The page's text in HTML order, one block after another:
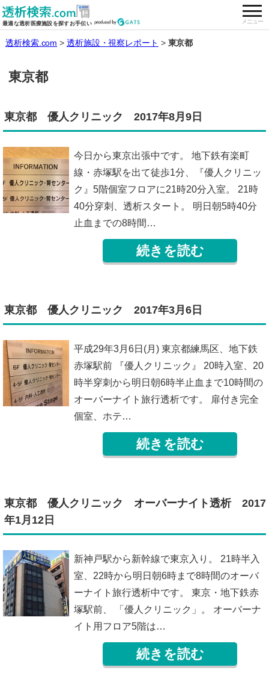
最適な透析医療施設を探すお手伝い メニュー
全国の透析施設を検索する
透析検索.com 透析施設・視察レポート 東京都
東京都
東京都 優人クリニック 2017年8月9日
今日から東京出張中です。 地下鉄有楽町
線・赤塚駅を出て徒歩1分、『優人クリニッ
ク』5階個室フロアに21時20分入室。 21時
40分穿刺、透析スタート。 明日朝5時40分
止血までの8時間…
続きを読む
東京都 優人クリニック 2017年3月6日
平成29年3月6日(月) 東京都練馬区、地下鉄
赤塚駅前 『優人クリニック』 20時入室、20
時半穿刺から明日朝6時半止血まで10時間の
オーバーナイト旅行透析です。 扉付き完全
個室、ホテ…
続きを読む
東京都 優人クリニック オーバーナイト透析 2017
年1月12日
新神戸駅から新幹線で東京入り。 21時半入
室、22時から明日朝6時まで8時間のオーバ
ーナイト旅行透析中です。 東京・地下鉄赤
塚駅前、 「優人クリニック」。 オーバーナ
イト用フロア5階は…
続きを読む